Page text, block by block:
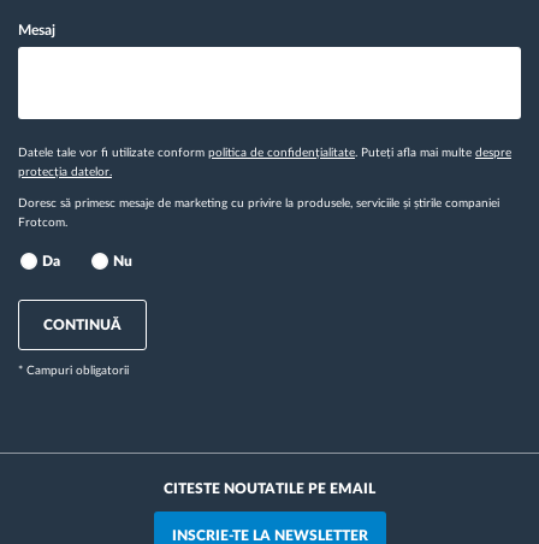
Mesaj
Datele tale vor fi utilizate conform politica de confidențialitate . Puteți afla mai multe despre
protecția datelor.
Doresc să primesc mesaje de marketing cu privire la produsele, serviciile și știrile companiei
Frotcom.
Da Nu
CONTINUĂ
* Campuri obligatorii
CITESTE NOUTATILE PE EMAIL
INSCRIE-TE LA NEWSLETTER